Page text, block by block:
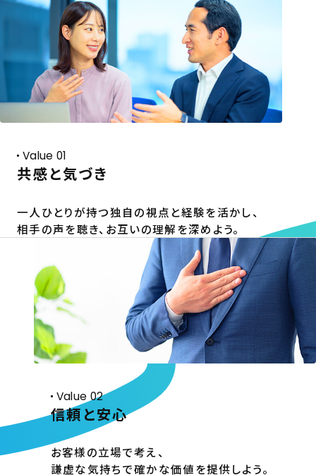
Value 01
共感と気づき
一人ひとりが持つ独自の視点と経験を活かし、
相手の声を聴き、お互いの理解を深めよう。
Value 02
信頼と安心
お客様の立場で考え、
謙虚な気持ちで確かな価値を提供しよう。